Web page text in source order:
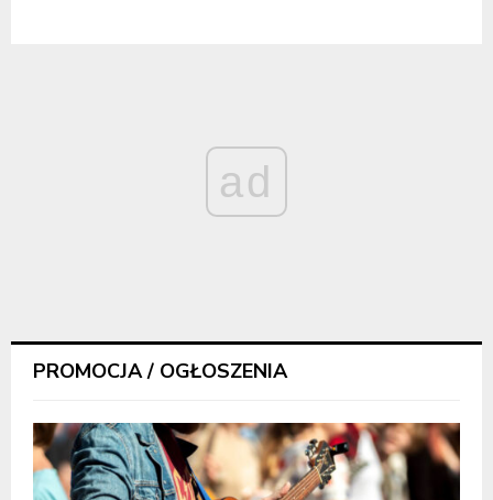
ad
PROMOCJA / OGŁOSZENIA